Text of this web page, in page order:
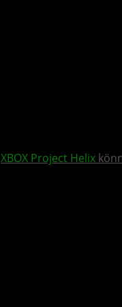
XBOX Project Helix